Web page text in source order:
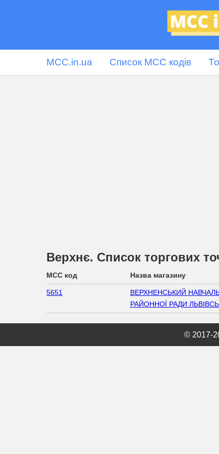
MCC.in.ua Список MCC кодів
Верхнє. Список торгових
MCC код Назва магазину
5651
ВЕРХНЕНСЬКИЙ
РАЙОННОЇ РАДИ
© 2017-